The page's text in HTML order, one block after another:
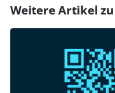
Weitere Artikel